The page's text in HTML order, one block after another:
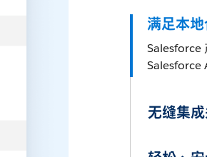
满足本
Salesforce
Salesforce
无缝集